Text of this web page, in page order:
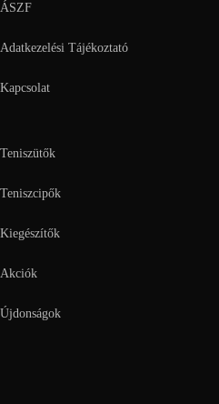
ÁSZF
Adatkezelési Tájékoztató
Kapcsolat
Teniszütők
Teniszcipők
Kiegészítők
Akciók
Újdonságok